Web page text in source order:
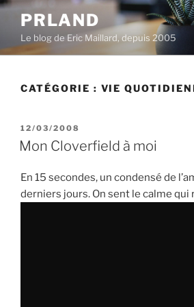
Aller
contenu
principal
PRLAND
Le blog de Eric Maillard, depuis 2005
CATÉGORIE : VIE
PUBLIÉ
LE
12/03/2008
Mon Cloverfield à moi
En 15 secondes, un condensé de
derniers jours. On sent le calme qui